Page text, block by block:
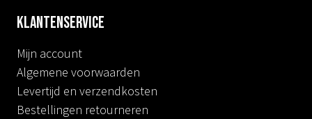
Klantenservice
Mijn account
Algemene voorwaarden
Levertijd en verzendkosten
Bestellingen retourneren